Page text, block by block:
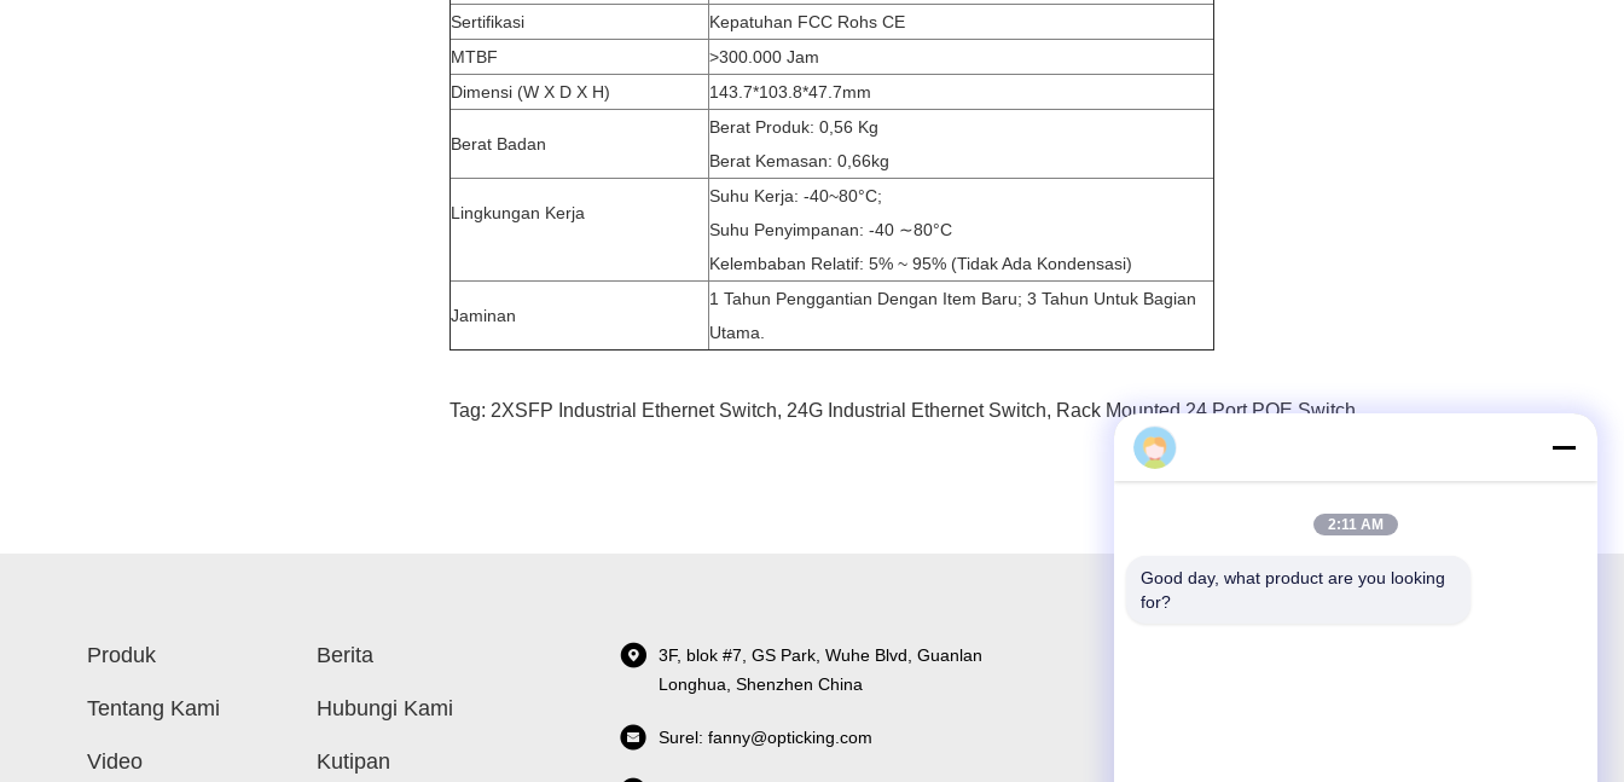
Sertifikasi
Kepatuhan FCC Rohs CE
MTBF
>300.000 Jam
Dimensi (W X D X H)
143.7*103.8*47.7mm
Berat Badan
Berat Produk: 0,56 Kg
Berat Kemasan: 0,66kg
Lingkungan Kerja
Suhu Kerja: -40~80°C;
Suhu Penyimpanan: -40 ∼80°C
Kelembaban Relatif: 5% ~ 95% (tidak Ada Kondensasi)
Jaminan
1 Tahun Penggantian Dengan Item Baru; 3 Tahun Untuk Bagian
Utama.
Tag: 2XSFP Industrial Ethernet Switch, 24G Industrial Ethernet Switch, Rack Mounted 24 Port POE Switch
Produk
Tentang Kami
Video
Berita
Hubungi Kami
Kutipan
3F, blok #7, GS Park, Wuhe Blvd, Guanlan
Longhua, Shenzhen China
Surel: fanny@opticking.com
2:11 AM
Good day, what product are you looking
for?